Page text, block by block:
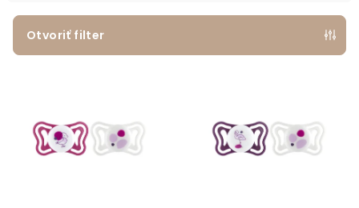
Otvoriť filter